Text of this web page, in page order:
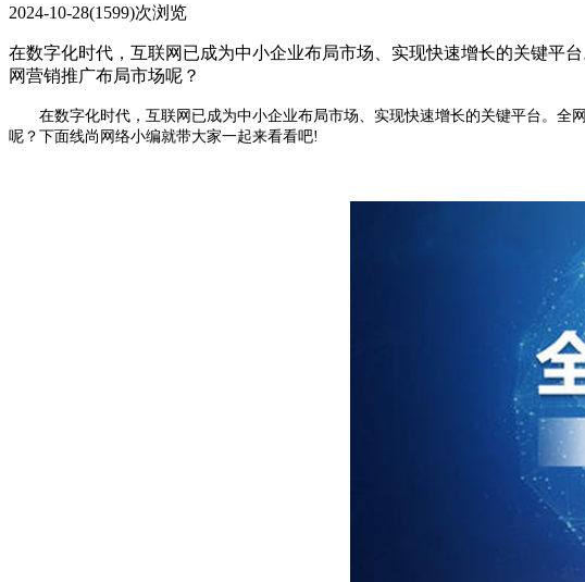
2024-10-28(1599)次浏览
在数字化时代，互联网已成为中小企业布局市场、实现快速增长的关键平
网营销推广布局市场呢？
在数字化时代，互联网已成为中小企业布局市场、实现快速增长的关键平台。全
呢？下面线尚网络小编就带大家一起来看看吧!